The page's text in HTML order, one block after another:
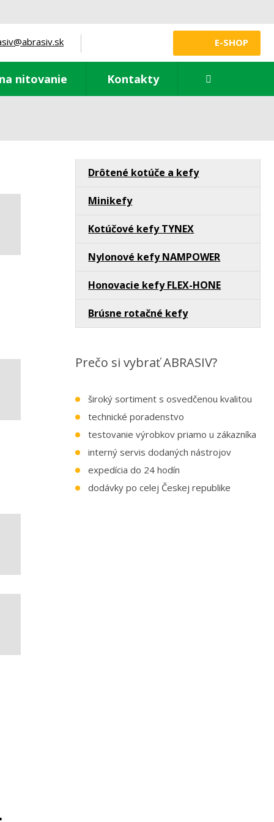
E-SHOP
nitovanie Kontakty
Drôtené kotúče a kefy
Minikefy
Kotúčové kefy TYNEX
Nylonové kefy NAMPOWER
Honovacie kefy FLEX-HONE
Brúsne rotačné kefy
Prečo si vybrať ABRASIV?
široký sortiment s osvedčenou kvalitou
technické poradenstvo
testovanie výrobkov priamo u zákazníka
interný servis dodaných nástrojov
expedícia do 24 hodín
dodávky po celej Českej republike